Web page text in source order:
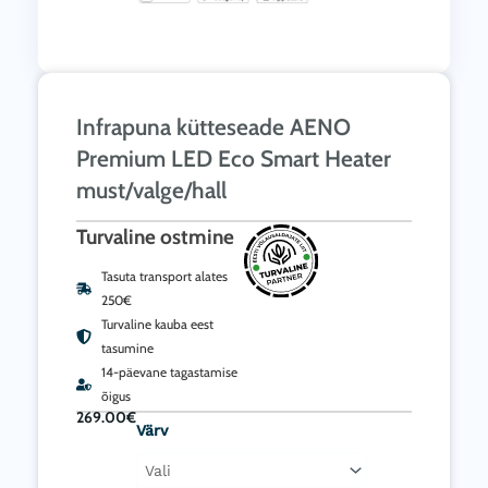
Infrapuna kütteseade AENO
Premium LED Eco Smart Heater
must/valge/hall
Turvaline ostmine
Tasuta transport alates
250€
Turvaline kauba eest
tasumine
14-päevane tagastamise
õigus
269.00€
Värv
Infrapuna